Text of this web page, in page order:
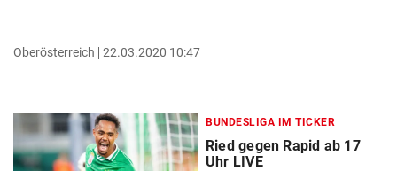
Oberösterreich 22.03.2020 10:47
BUNDESLIGA IM TICKER
Ried gegen Rapid ab 17
Uhr LIVE